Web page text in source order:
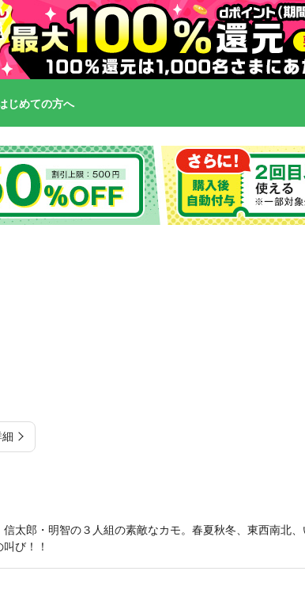
じめての方へ
太郎・明智の３人組の素敵なカモ。春夏秋冬、東西南北
び！！